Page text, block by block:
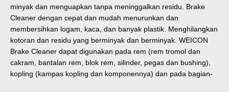
minyak dan menguapkan tanpa meninggalkan residu. Brake
Cleaner dengan cepat dan mudah menurunkan dan
membersihkan logam, kaca, dan banyak plastik. Menghilangkan
kotoran dan residu yang berminyak dan berminyak. WEICON
Brake Cleaner dapat digunakan pada rem (rem tromol dan
cakram, bantalan rem, blok rem, silinder, pegas dan bushing),
kopling (kampas kopling dan komponennya) dan pada bagian-